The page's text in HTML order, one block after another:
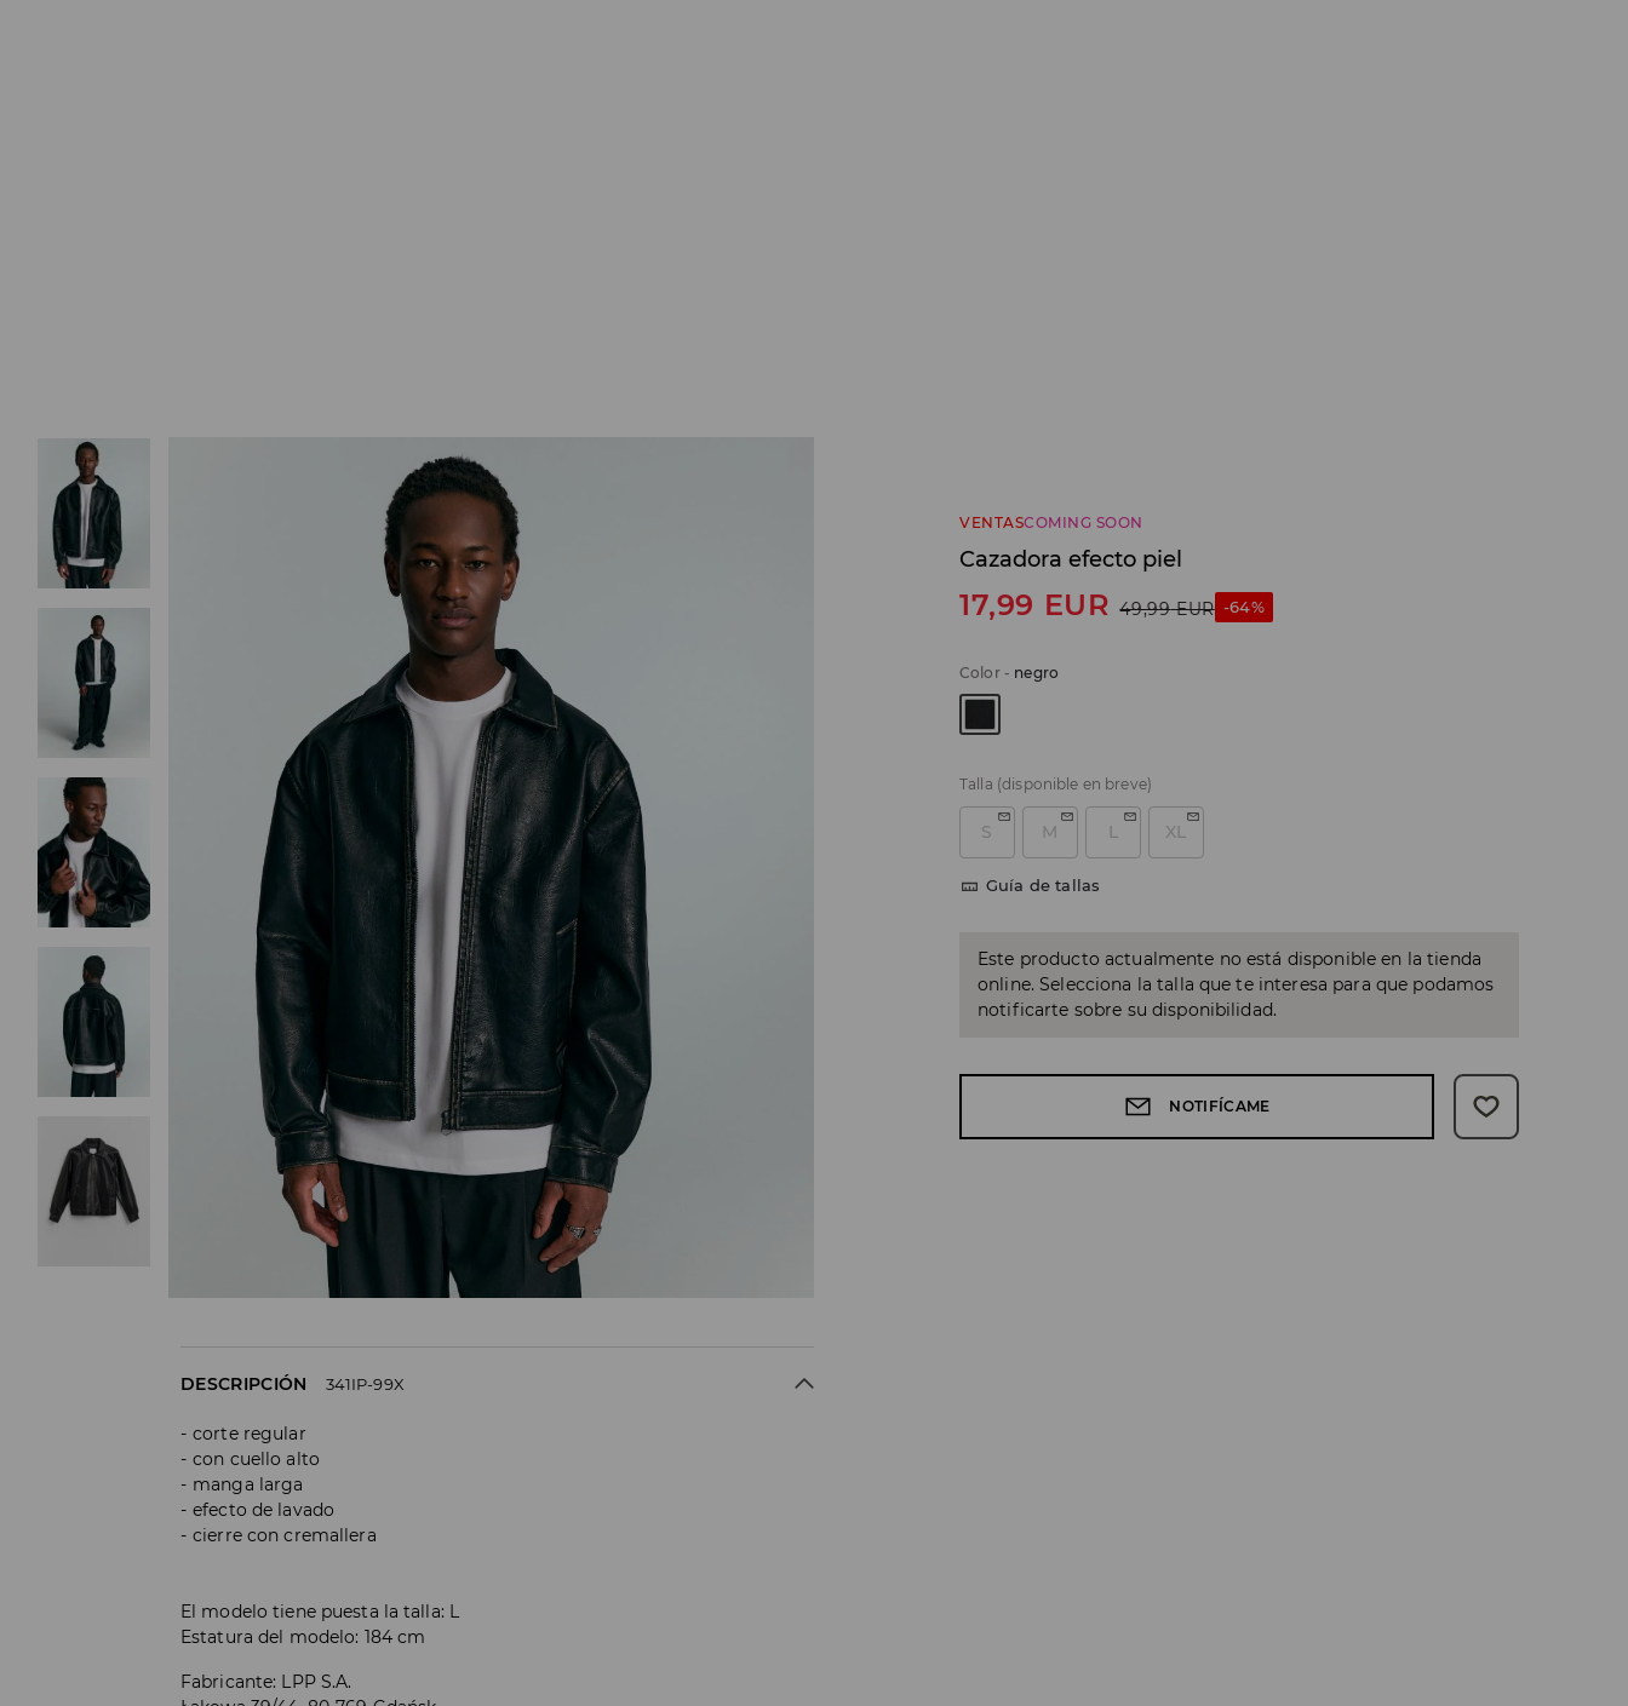
VENTASCOMING SOON
Cazadora efecto piel
17,99 EUR 49,99 EUR -64%
Color- negro
Talla (disponible en breve)
S M L XL
Guía de tallas
Este producto actualmente no está disponible en la tienda
online. Selecciona la talla que te interesa para que podamos
notificarte sobre su disponibilidad.
NOTIFÍCAME
DESCRIPCIÓN 341IP-99X
corte regular
con cuello alto
manga larga
efecto de lavado
cierre con cremallera
El modelo tiene puesta la talla: L
Estatura del modelo: 184 cm
Fabricante: LPP S.A.